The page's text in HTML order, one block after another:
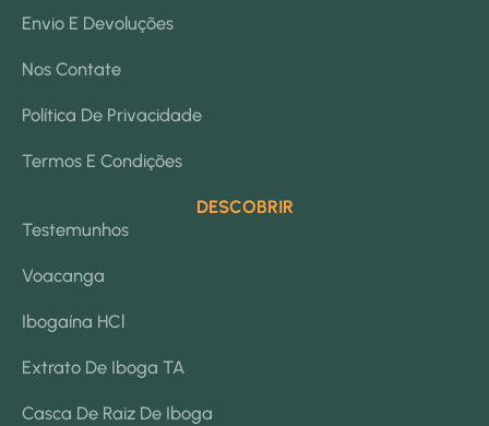
Envio E Devoluções
Nos Contate
Política De Privacidade
Termos E Condições
DESCOBRIR
Testemunhos
Voacanga
Ibogaína HCl
Extrato De Iboga TA
Casca De Raiz De Iboga